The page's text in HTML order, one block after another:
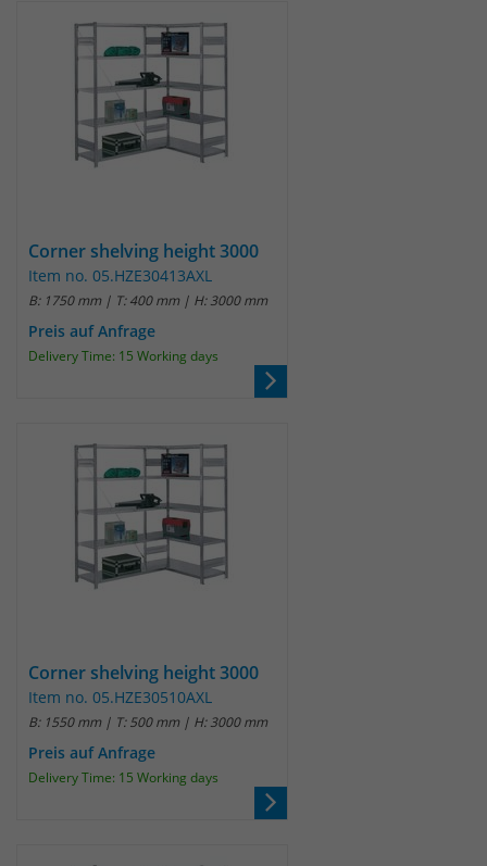
Corner shelving height 3000
Item no. 05.HZE30413AXL
B: 1750 mm | T: 400 mm | H: 3000 mm
Preis auf Anfrage
Delivery Time: 15 Working days
Corner shelving height 3000
Item no. 05.HZE30510AXL
B: 1550 mm | T: 500 mm | H: 3000 mm
Preis auf Anfrage
Delivery Time: 15 Working days